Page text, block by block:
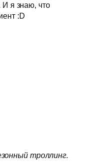
И я знаю, что
:D
троллинг.